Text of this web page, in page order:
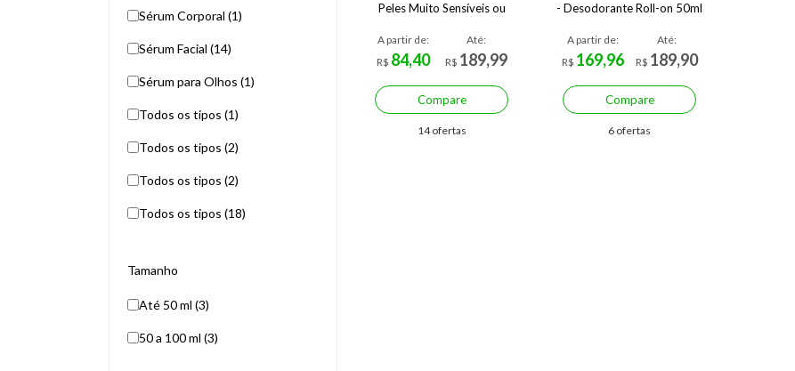
Sérum Corporal (1)
Sérum Facial (14)
Sérum para Olhos (1)
Todos os tipos (1)
Todos os tipos (2)
Todos os tipos (2)
Todos os tipos (18)
Tamanho
Até 50 ml (3)
50 a 100 ml (3)
Peles Muito Sensíveis ou
A partir de:
R$ 84,40
Até:
R$ 189,99
Compare
14 ofertas
- Desodorante Roll-on 50ml
A partir de:
R$ 169,96
Até:
R$ 189,90
Compare
6 ofertas